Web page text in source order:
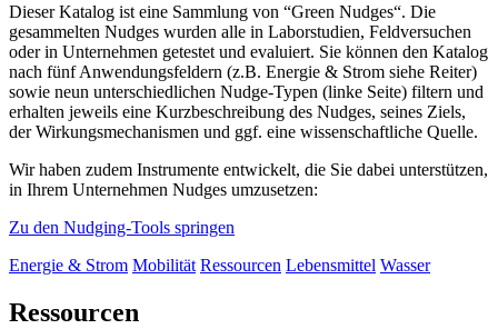
Dieser Katalog ist eine Sammlung von “Green Nudges“. Die
gesammelten Nudges wurden alle in Laborstudien, Feldversuchen
oder in Unternehmen getestet und evaluiert. Sie können den Katalog
nach fünf Anwendungsfeldern (z.B. Energie & Strom siehe Reiter)
sowie neun unterschiedlichen Nudge-Typen (linke Seite) filtern und
erhalten jeweils eine Kurzbeschreibung des Nudges, seines Ziels,
der Wirkungsmechanismen und ggf. eine wissenschaftliche Quelle.
Wir haben zudem Instrumente entwickelt, die Sie dabei unterstützen,
in Ihrem Unternehmen Nudges umzusetzen:
Zu den Nudging-Tools springen
Energie & Strom Mobilität Ressourcen Lebensmittel Wasser
Ressourcen